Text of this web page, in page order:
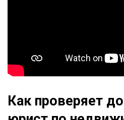
Как проверяет